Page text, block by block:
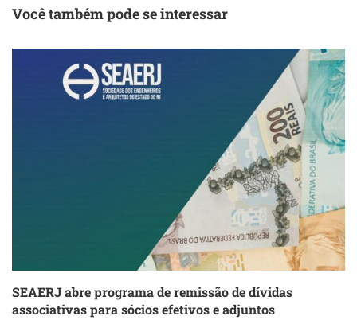
Você também pode se interessar
SEAERJ abre programa de remissão de dívidas
associativas para sócios efetivos e adjuntos